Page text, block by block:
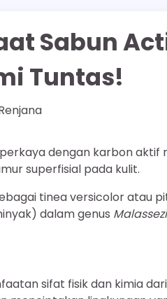
Sabun
Tuntas!
dengan karbon
superfisial pada kulit.
tinea versicolor atau
dalam genus
sifat fisik dan kimia